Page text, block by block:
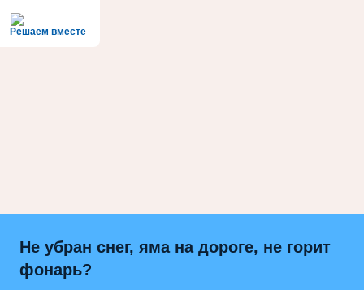
Решаем вместе
Не убран снег, яма на дороге, не горит
фонарь?